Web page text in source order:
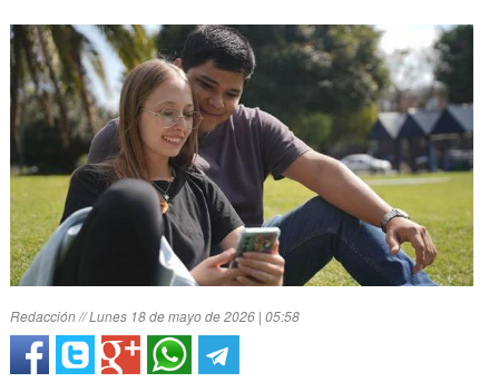
Redacción // Lunes 18 de mayo de 2026 | 05:58